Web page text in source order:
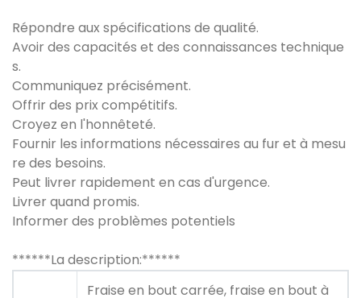
Répondre aux spécifications de qualité.
Avoir des capacités et des connaissances technique
s.
Communiquez précisément.
Offrir des prix compétitifs.
Croyez en l'honnêteté.
Fournir les informations nécessaires au fur et à mesu
re des besoins.
Peut livrer rapidement en cas d'urgence.
Livrer quand promis.
Informer des problèmes potentiels
******La description:******
Fraise en bout carrée, fraise en bout à